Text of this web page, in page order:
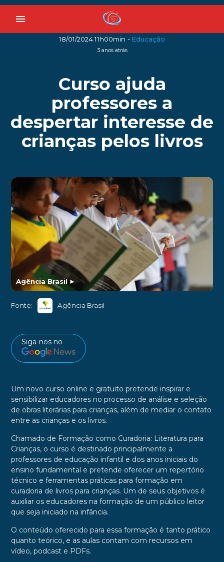
menu
18/01/2024 11h00min - Educação
3 anos atrás
Curso ajuda
professores a
despertar interesse de
crianças pelos livros
Agência Brasil►
Fonte: Agência Brasil
Siga-nos no
Um novo curso online e gratuito pretende inspirar e
sensibilizar educadores no processo de análise e seleção
de obras literárias para crianças, além de mediar o contato
entre as crianças e os livros.
Chamado de Formação como Curadoria: Literatura para
Crianças, o curso é destinado principalmente a
professores de educação infantil e dos anos iniciais do
ensino fundamental e pretende oferecer um repertório
técnico e ferramentas práticas para formação em
curadoria de livros para crianças. Um de seus objetivos é
auxiliar os educadores na formação de um público leitor
que seja iniciado na infância.
O conteúdo oferecido para essa formação é tanto prático
quanto teórico, e as aulas contam com recursos em
vídeo, podcast e PDFs.